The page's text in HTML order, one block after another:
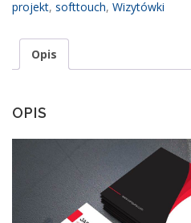
projekt, softtouch, Wizytówki
Opis
OPIS